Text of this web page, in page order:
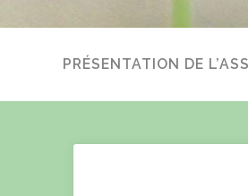
PRÉSENTATION DE